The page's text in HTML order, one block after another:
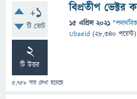
+1
টি ভোট
2
টি উত্তর
5,758 বার দেখা হয়েছে
বিপ্রতীপ ভেক্টর
15 এপ্রিল 2021 "
Ubaeid (28,340 পয়েন্ট)